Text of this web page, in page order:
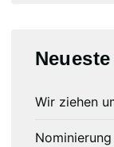
Wir ziehen